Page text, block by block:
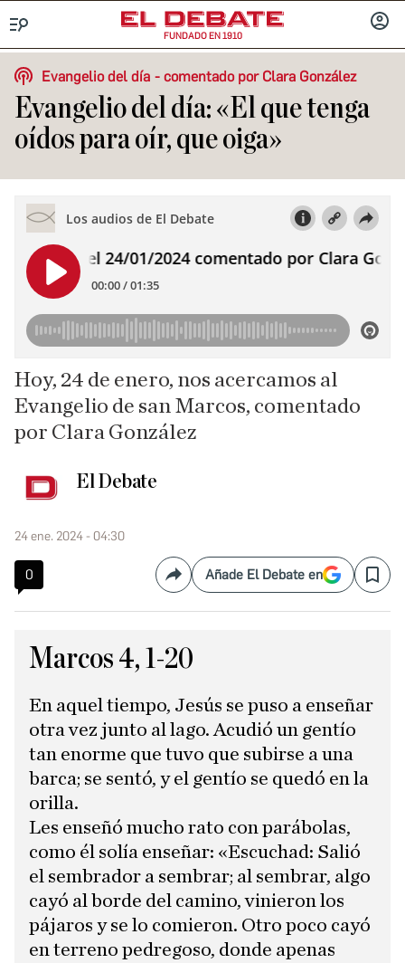
FUNDADO EN 1910
SESIÓN
Evangelio del día
comentado por Clara González
Evangelio del día: «El que tenga
oídos para oír, que oiga»
Hoy, 24 de enero, nos acercamos al
Evangelio de san Marcos, comentado
por Clara González
El Debate
24 ene. 2024 - 04:30
0 CompartirAñade El Debate en Save
Marcos 4, 1-20
En aquel tiempo, Jesús se puso a enseñar
otra vez junto al lago. Acudió un gentío
tan enorme que tuvo que subirse a una
barca; se sentó, y el gentío se quedó en la
orilla.
Les enseñó mucho rato con parábolas,
como él solía enseñar: «Escuchad: Salió
el sembrador a sembrar; al sembrar, algo
cayó al borde del camino, vinieron los
pájaros y se lo comieron. Otro poco cayó
en terreno pedregoso, donde apenas